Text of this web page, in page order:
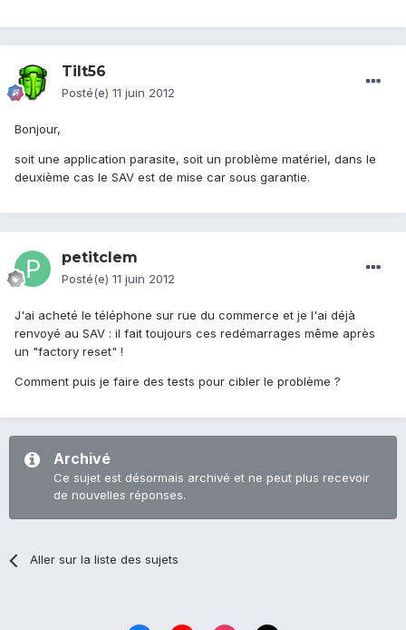
Tilt56
Posté(e) 11 juin 2012
Bonjour,
soit une application parasite, soit un problème matériel, dans le
deuxième cas le SAV est de mise car sous garantie.
petitclem
Posté(e) 11 juin 2012
J'ai acheté le téléphone sur rue du commerce et je l'ai déjà
renvoyé au SAV : il fait toujours ces redémarrages même après
un "factory reset" !
Comment puis je faire des tests pour cibler le problème ?
Archivé
Ce sujet est désormais archivé et ne peut plus recevoir
de nouvelles réponses.
Aller sur la liste des sujets